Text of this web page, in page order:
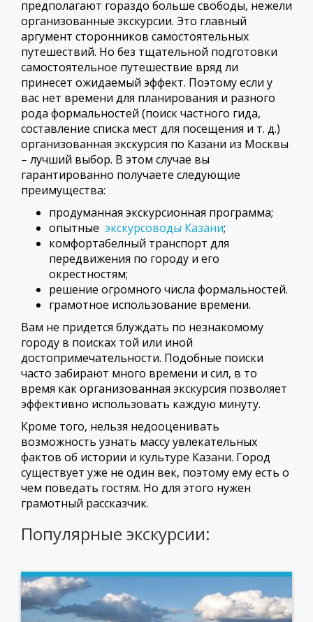
предполагают гораздо больше свободы, нежели
организованные экскурсии. Это главный
аргумент сторонников самостоятельных
путешествий. Но без тщательной подготовки
самостоятельное путешествие вряд ли
принесет ожидаемый эффект. Поэтому если у
вас нет времени для планирования и разного
рода формальностей (поиск частного гида,
составление списка мест для посещения и т. д.)
организованная экскурсия по Казани из Москвы
– лучший выбор. В этом случае вы
гарантированно получаете следующие
преимущества:
продуманная экскурсионная программа;
опытные экскурсоводы Казани;
комфортабелный транспорт для
передвижения по городу и его
окрестностям;
решение огромного числа формальностей.
грамотное использование времени.
Вам не придется блуждать по незнакомому
городу в поисках той или иной
достопримечательности. Подобные поиски
часто забирают много времени и сил, в то
время как организованная экскурсия позволяет
эффективно использовать каждую минуту.
Кроме того, нельзя недооценивать
возможность узнать массу увлекательных
фактов об истории и культуре Казани. Город
существует уже не один век, поэтому ему есть о
чем поведать гостям. Но для этого нужен
грамотный рассказчик.
Популярные экскурсии: